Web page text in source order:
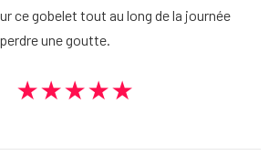
ce gobelet tout au long de la journée
une goutte.
★★★★★